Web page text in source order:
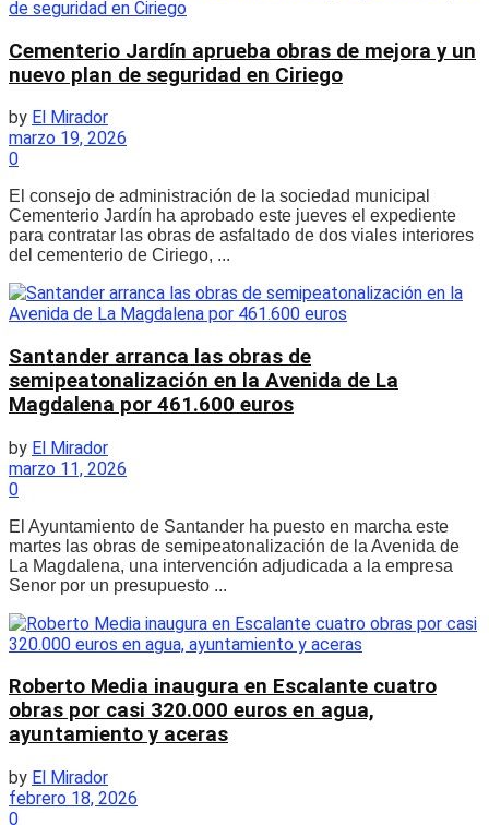
Cementerio Jardín aprueba obras de mejora y un
nuevo plan de seguridad en Ciriego
by El Mirador
marzo 19, 2026
0
El consejo de administración de la sociedad municipal
Cementerio Jardín ha aprobado este jueves el expediente
para contratar las obras de asfaltado de dos viales interiores
del cementerio de Ciriego, ...
Santander arranca las obras de
semipeatonalización en la Avenida de La
Magdalena por 461.600 euros
by El Mirador
marzo 11, 2026
0
El Ayuntamiento de Santander ha puesto en marcha este
martes las obras de semipeatonalización de la Avenida de
La Magdalena, una intervención adjudicada a la empresa
Senor por un presupuesto ...
Roberto Media inaugura en Escalante cuatro
obras por casi 320.000 euros en agua,
ayuntamiento y aceras
by El Mirador
febrero 18, 2026
0